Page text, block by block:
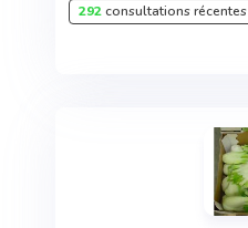
292consultations récentes